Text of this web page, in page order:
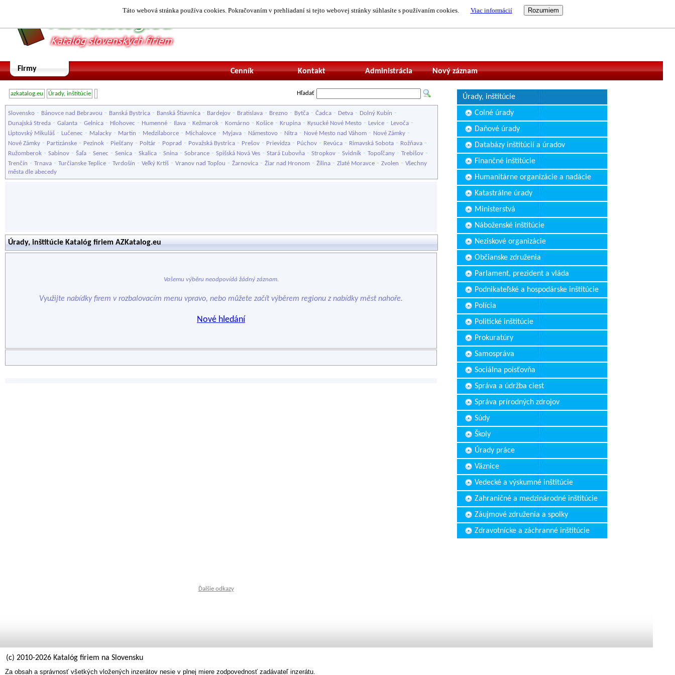
Táto webová stránka používa cookies. Pokračovaním v prehliadaní si tejto webovej stránky súhlasíte s používaním cookies. Viac informácií
Firmy Nový záznam
Administrácia
Kontakt
Cenník
azkatalog.eu Úrady, inštitúcie Hľadať
Slovensko - Bánovce nad Bebravou - Banská Bystrica - Banská Štiavnica - Bardejov - Bratislava - Brezno - Bytča - Čadca - Detva - Dolný Kubín -
Dunajská Streda - Galanta - Gelnica - Hlohovec - Humenné - Ilava - Kežmarok - Komárno - Košice - Krupina - Kysucké Nové Mesto - Levice - Levoča -
Liptovský Mikuláš - Lučenec - Malacky - Martin - Medzilaborce - Michalovce - Myjava - Námestovo - Nitra - Nové Mesto nad Váhom - Nové Zámky -
Nové Zámky - Partizánske - Pezinok - Piešťany - Poltár - Poprad - Považská Bystrica - Prešov - Prievidza - Púchov - Revúca - Rimavská Sobota - Rožňava -
Ružomberok - Sabinov - Šaľa - Senec - Senica - Skalica - Snina - Sobrance - Spišská Nová Ves - Stará Ľubovňa - Stropkov - Svidník - Topoľčany - Trebišov -
Trenčín - Trnava - Turčianske Teplice - Tvrdošín - Veľký Krtíš - Vranov nad Topľou - Žarnovica - Žiar nad Hronom - Žilina - Zlaté Moravce - Zvolen - Všechny
města dle abecedy
Úrady, inštitúcie Katalóg firiem AZKatalog.eu
Vašemu výběru neodpovídá žádný záznam.
Využijte nabídky firem v rozbalovacím menu vpravo, nebo můžete začít výběrem regionu z nabídky měst nahoře.
Nové hledání
Úrady, inštitúcie
Colné úrady
Daňové úrady
Databázy inštitúcií a úradov
Finančné inštitúcie
Humanitárne organizácie a nadácie
Katastrálne úrady
Ministerstvá
Náboženské inštitúcie
Neziskové organizácie
Občianske združenia
Parlament, prezident a vláda
Podnikateľské a hospodárske inštitúcie
Polícia
Politické inštitúcie
Prokuratúry
Samospráva
Sociálna poisťovňa
Správa a údržba ciest
Správa prírodných zdrojov
Súdy
Školy
Úrady práce
Väznice
Vedecké a výskumné inštitúcie
Zahraničné a medzinárodné inštitúcie
Záujmové združenia a spolky
Zdravotnícke a záchranné inštitúcie
Ďalšie odkazy
(c) 2010-2026 Katalóg firiem na Slovensku
Za obsah a správnosť všetkých vložených inzerátov nesie v plnej miere zodpovednosť zadávateľ inzerátu.